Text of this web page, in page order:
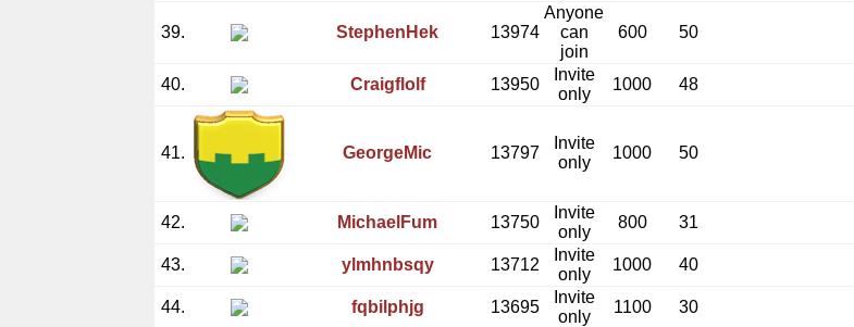
39. StephenHek 13974
Anyone
can
join
600 50
40. Craigflolf 13950
Invite
only
1000 48
41. GeorgeMic 13797
Invite
only
1000 50
42. MichaelFum 13750
Invite
only
800 31
43.
ylmhnbsqy 13712
Invite
only
1000 40
44. fqbilphjg 13695
Invite
only
1100 30